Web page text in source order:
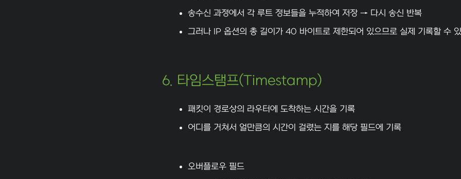
송수신 과정에서 각 루트 정보들을 누적하여 저장 → 다시 송신 반복
그러나 IP 옵션의 총 길이가 40 바이트로 제한되어 있으므로 실제 기록할 수
6. 타임스탬프(Timestamp)
패킷이 경로상의 라우터에 도착하는 시간을 기록
어디를 거쳐서 얼만큼의 시간이 걸렸는 지를 해당 필드에 기록
오버플로우 필드